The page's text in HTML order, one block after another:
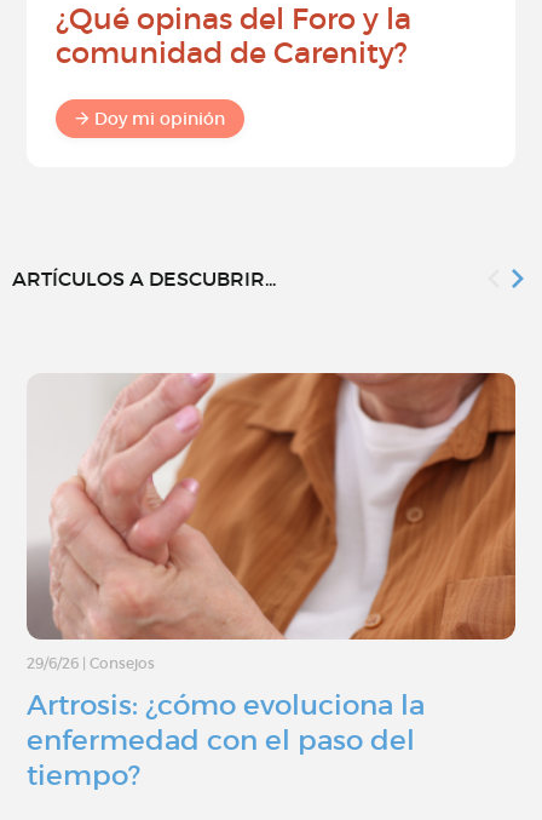
¿Qué opinas del Foro y la
comunidad de Carenity?
Doy mi opinión
ARTÍCULOS A DESCUBRIR...
29/6/26 Consejos
Artrosis: ¿cómo evoluciona la
enfermedad con el paso del
tiempo?